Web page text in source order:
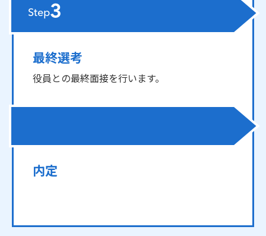
Step3
最終選考
役員との最終面接を行います。
内定